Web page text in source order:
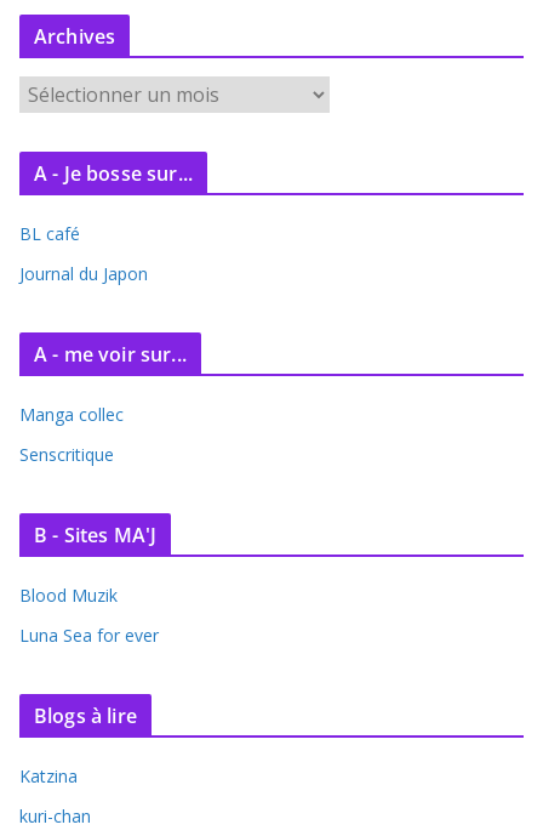
Archives
r
c
v
e
A - Je bosse sur...
BL café
Journal du Japon
A - me voir sur...
Manga collec
Senscritique
B - Sites MA'J
Blood Muzik
Luna Sea for ever
Blogs à lire
Katzina
kuri-chan